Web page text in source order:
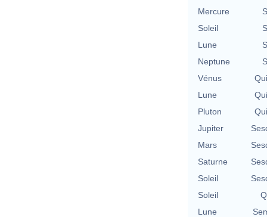
Mercure
Soleil
Lune
Neptune
Vénus
Lune
Pluton
Jupiter
Mars
Saturne
Soleil
Soleil
Lune